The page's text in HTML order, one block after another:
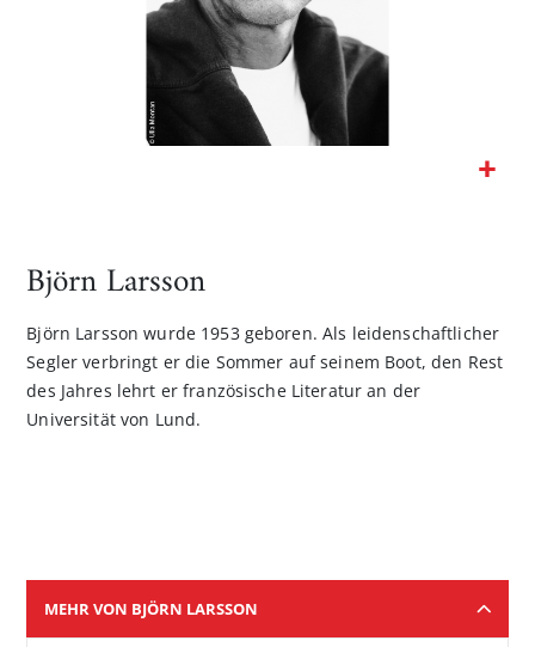
Bildgalerie
Björn Larsson
Björn Larsson wurde 1953 geboren. Als leidenschaftlicher
Segler verbringt er die Sommer auf seinem Boot, den Rest
des Jahres lehrt er französische Literatur an der
Universität von Lund.
MEHR VON BJÖRN LARSSON